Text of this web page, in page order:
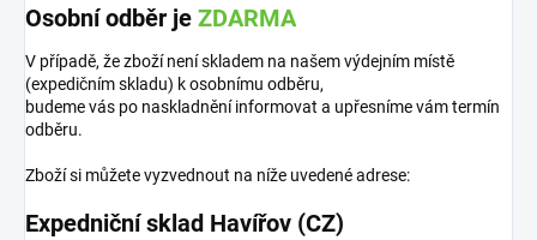
Osobní odběr je ZDARMA
V případě, že zboží není skladem na našem výdejním místě
(expedičním skladu) k osobnímu odběru,
budeme vás po naskladnění informovat a upřesníme vám termín
odběru.
Zboží si můžete vyzvednout na níže uvedené adrese:
Expedniční sklad Havířov (CZ)